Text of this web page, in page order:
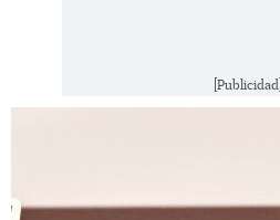
[Publicidad]